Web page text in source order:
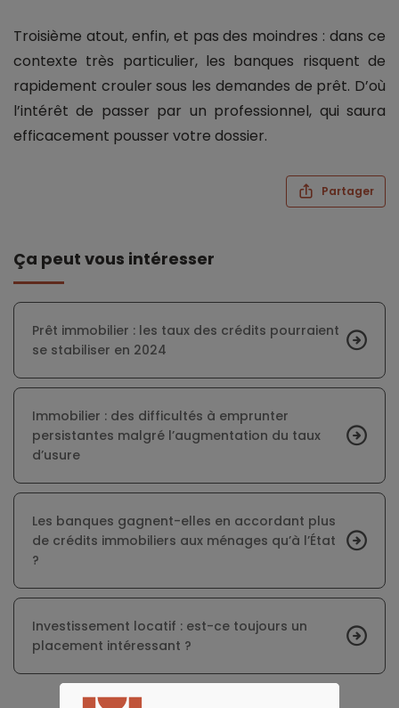
Troisième atout, enfin, et pas des moindres : dans ce
contexte très particulier, les banques risquent de
rapidement crouler sous les demandes de prêt. D’où
l’intérêt de passer par un professionnel, qui saura
efficacement pousser votre dossier.
Partager
Ça peut vous intéresser
Prêt immobilier : les taux des crédits pourraient
se stabiliser en 2024
Immobilier : des difficultés à emprunter
persistantes malgré l’augmentation du taux
d’usure
Les banques gagnent-elles en accordant plus
de crédits immobiliers aux ménages qu’à l’État
?
Investissement locatif : est-ce toujours un
placement intéressant ?